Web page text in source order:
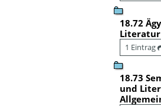
18.72
Literatur
1 Eintrag
18.73
und